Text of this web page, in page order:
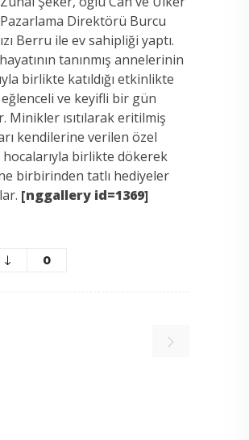
Direktörü Burcu
Berru ile ev sahipliği yaptı.
tanınmış annelerinin
birlikte katıldığı etkinlikte
ve keyifli bir gün
Minikler ısıtılarak eritilmiş
kendilerine verilen özel
hocalarıyla birlikte dökerek
birbirinden tatlı hediyeler
[nggallery id=1369]
0